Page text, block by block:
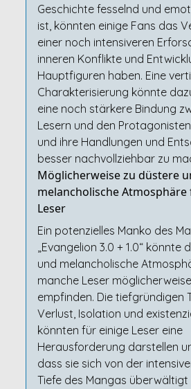
Geschichte fesselnd und
ist, könnten einige Fans das
einer noch intensiveren
inneren Konflikte und
Hauptfiguren haben. Eine
Charakterisierung könnte
eine noch stärkere Bindung
Lesern und den
und ihre Handlungen und
besser nachvollziehbar zu
Möglicherweise zu düstere
melancholische
Leser
Ein potenzielles Manko des
„Evangelion 3.0 + 1.0“ könnte
und melancholische
manche Leser
empfinden. Die tiefgründigen
Verlust, Isolation und
könnten für einige Leser eine
Herausforderung darstellen
dass sie sich von der
Tiefe des Mangas überwältigt